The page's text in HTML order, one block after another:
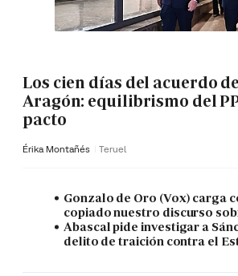
Los cien días del acuerdo
Aragón: equilibrismo del
pacto
Érika Montañés Teruel
Gonzalo de Oro (Vox) carga
copiado nuestro discurso
Abascal pide investigar a
delito de traición contra el